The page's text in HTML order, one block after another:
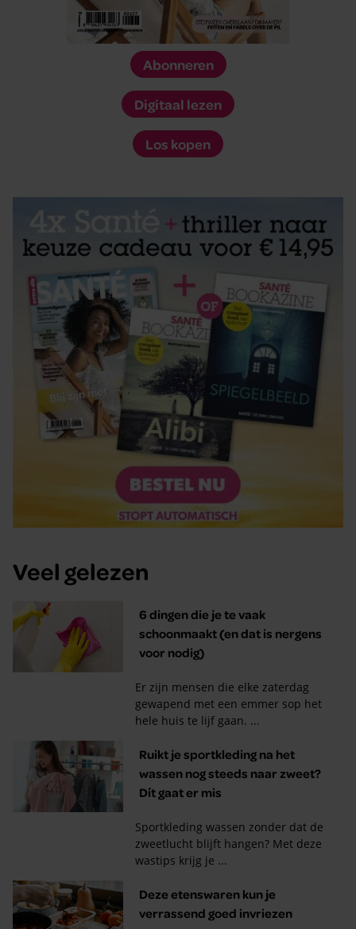
Abonneren
Digitaal lezen
Los kopen